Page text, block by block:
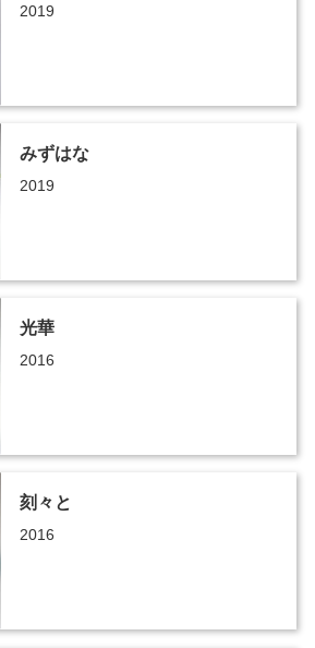
2019
みずはな
2019
光華
2016
刻々と
2016